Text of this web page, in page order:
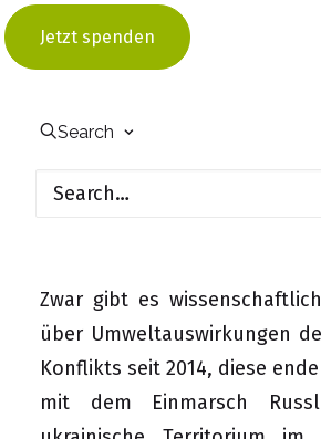
Jetzt spenden
Search
Zurück zu den Ausgaben
Zwar gibt es
über Umweltauswirkungen
Konflikts seit 2014, diese
mit dem Einmarsch